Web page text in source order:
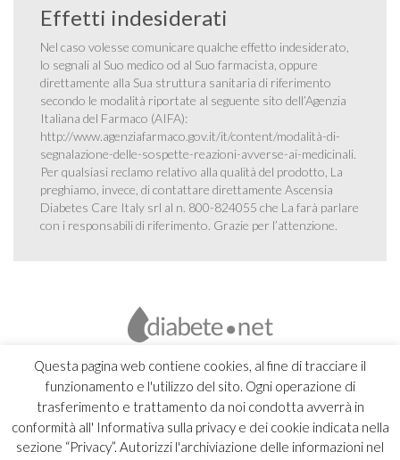
Questa pagina web contiene cookies, al fine di tracciare il
funzionamento e l'utilizzo del sito. Ogni operazione di
trasferimento e trattamento da noi condotta avverrà in
conformità all' Informativa sulla privacy e dei cookie indicata nella
sezione “Privacy”. Autorizzi l'archiviazione delle informazioni nel
Effetti indesiderati
Nel caso volesse comunicare qualche effetto indesiderato,
lo segnali al Suo medico od al Suo farmacista, oppure
direttamente alla Sua struttura sanitaria di riferimento
secondo le modalità riportate al seguente sito dell’Agenzia
Italiana del Farmaco (AIFA):
http://www.agenziafarmaco.gov.it/it/content/modalità-di-
segnalazione-delle-sospette-reazioni-avverse-ai-medicinali.
Per qualsiasi reclamo relativo alla qualità del prodotto, La
preghiamo, invece, di contattare direttamente Ascensia
Diabetes Care Italy srl al n. 800-824055 che La farà parlare
con i responsabili di riferimento. Grazie per l’attenzione.